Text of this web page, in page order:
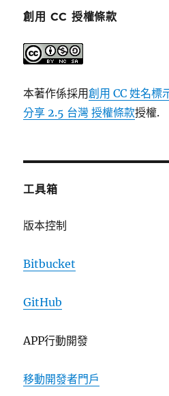
創用 CC 授權條款
本著作係採用創用 CC 姓名
分享 2.5 台灣 授權條款授權.
工具箱
版本控制
Bitbucket
GitHub
APP行動開發
移動開發者門戶